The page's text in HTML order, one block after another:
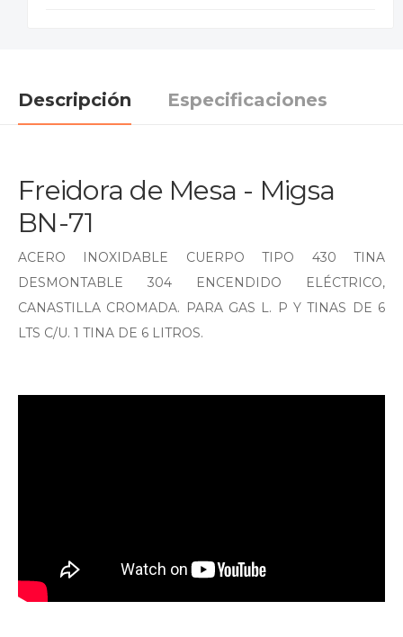
Descripción Especificaciones
Freidora de Mesa - Migsa
BN-71
ACERO INOXIDABLE CUERPO TIPO 430 TINA
DESMONTABLE 304 ENCENDIDO ELÉCTRICO,
CANASTILLA CROMADA. PARA GAS L. P Y TINAS DE 6
LTS C/U. 1 TINA DE 6 LITROS.